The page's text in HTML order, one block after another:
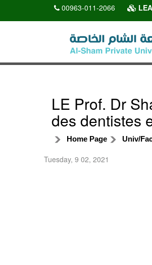
00963-011-2066
LE Prof. Dr
des dentistes
Home Page Univ/
Tuesday, 9 02, 2021